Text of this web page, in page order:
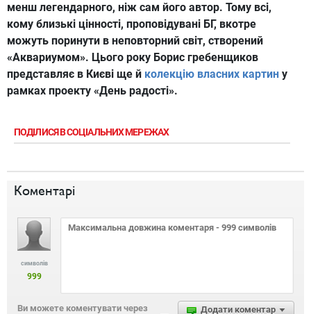
менш легендарного, ніж сам його автор. Тому всі,
кому близькі цінності, проповідувані БГ, вкотре
можуть поринути в неповторний світ, створений
«Аквариумом». Цього року Борис гребенщиков
представляє в Києві ще й колекцію власних картин у
рамках проекту «День радості».
ПОДІЛИСЯ В СОЦІАЛЬНИХ МЕРЕЖАХ
Коментарі
символів
999
Додати коментар
Ви можете коментувати через